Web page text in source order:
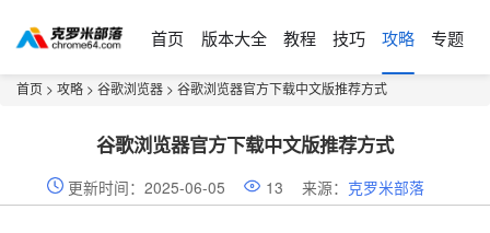
首页 版本大全 教程 技巧 攻略 专题
首页 > 攻略 > 谷歌浏览器 > 谷歌浏览器官方下载中文版推荐方式
谷歌浏览器官方下载中文版推荐方式
更新时间：2025-06-05 13 来源： 克罗米部落